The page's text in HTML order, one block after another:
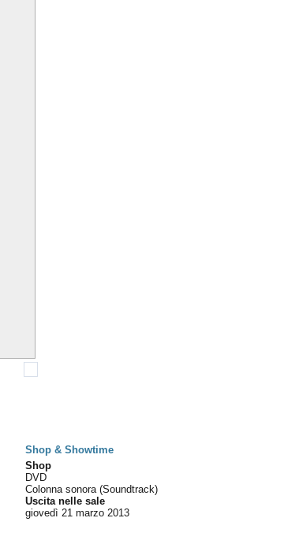
Shop & Showtime
Shop
DVD
Colonna sonora (Soundtrack)
Uscita nelle sale
giovedì 21 marzo 2013